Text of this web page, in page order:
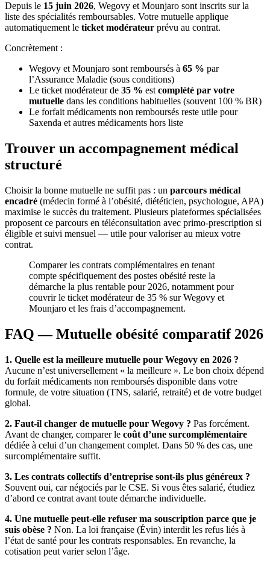
Depuis le 15 juin 2026, Wegovy et Mounjaro sont inscrits sur la
liste des spécialités remboursables. Votre mutuelle applique
automatiquement le ticket modérateur prévu au contrat.
Concrètement :
Wegovy et Mounjaro sont remboursés à 65 % par
l’Assurance Maladie (sous conditions)
Le ticket modérateur de 35 % est complété par votre
mutuelle dans les conditions habituelles (souvent 100 % BR)
Le forfait médicaments non remboursés reste utile pour
Saxenda et autres médicaments hors liste
Trouver un accompagnement médical
structuré
Choisir la bonne mutuelle ne suffit pas : un parcours médical
encadré (médecin formé à l’obésité, diététicien, psychologue, APA)
maximise le succès du traitement. Plusieurs plateformes spécialisées
proposent ce parcours en téléconsultation avec primo-prescription si
éligible et suivi mensuel — utile pour valoriser au mieux votre
contrat.
Comparer les contrats complémentaires en tenant
compte spécifiquement des postes obésité reste la
démarche la plus rentable pour 2026, notamment pour
couvrir le ticket modérateur de 35 % sur Wegovy et
Mounjaro et les frais d’accompagnement.
FAQ — Mutuelle obésité comparatif 2026
1. Quelle est la meilleure mutuelle pour Wegovy en 2026 ?
Aucune n’est universellement « la meilleure ». Le bon choix dépend
du forfait médicaments non remboursés disponible dans votre
formule, de votre situation (TNS, salarié, retraité) et de votre budget
global.
2. Faut-il changer de mutuelle pour Wegovy ? Pas forcément.
Avant de changer, comparer le coût d’une surcomplémentaire
dédiée à celui d’un changement complet. Dans 50 % des cas, une
surcomplémentaire suffit.
3. Les contrats collectifs d’entreprise sont-ils plus généreux ?
Souvent oui, car négociés par le CSE. Si vous êtes salarié, étudiez
d’abord ce contrat avant toute démarche individuelle.
4. Une mutuelle peut-elle refuser ma souscription parce que je
suis obèse ? Non. La loi française (Évin) interdit les refus liés à
l’état de santé pour les contrats responsables. En revanche, la
cotisation peut varier selon l’âge.